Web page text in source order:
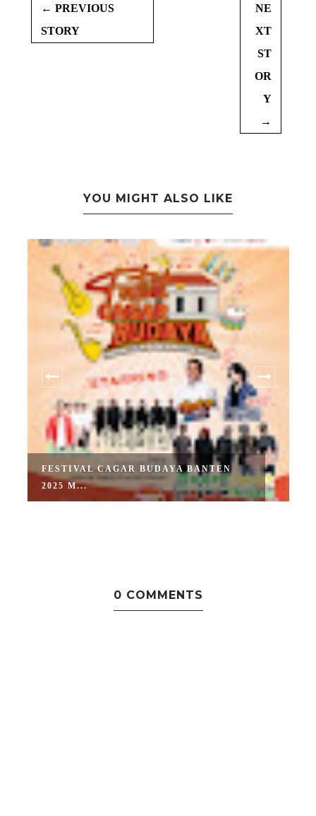
← PREVIOUS
STORY
NE
XT
ST
OR
Y
→
YOU MIGHT ALSO LIKE
FESTIVAL CAGAR BUDAYA BANTEN
2025 M...
0 COMMENTS